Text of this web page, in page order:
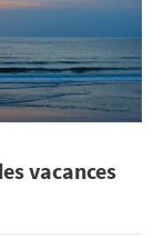
vacances